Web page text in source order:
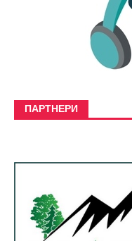
ПАРТНЕРИ